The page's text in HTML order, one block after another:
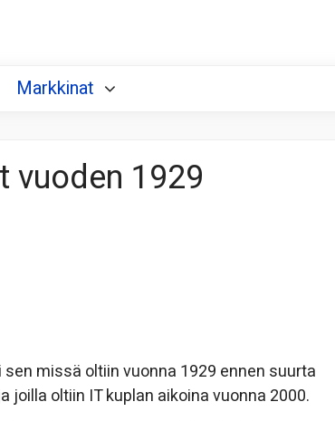
Markkinat
vuoden 1929
missä oltiin vuonna 1929 ennen suurta
oltiin IT kuplan aikoina vuonna 2000.